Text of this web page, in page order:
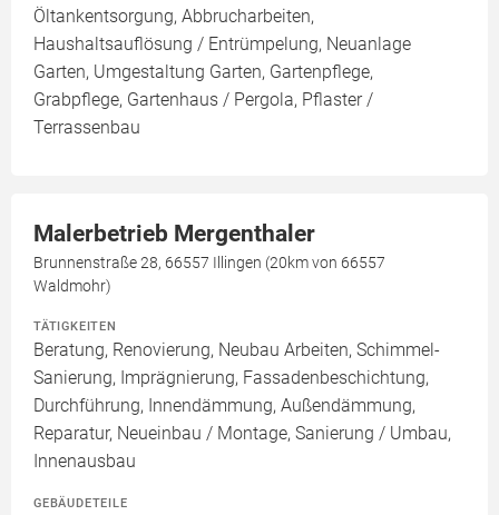
Öltankentsorgung, Abbrucharbeiten,
Haushaltsauflösung / Entrümpelung, Neuanlage
Garten, Umgestaltung Garten, Gartenpflege,
Grabpflege, Gartenhaus / Pergola, Pflaster /
Terrassenbau
Malerbetrieb Mergenthaler
Brunnenstraße 28, 66557 Illingen (20km von 66557
Waldmohr)
TÄTIGKEITEN
Beratung, Renovierung, Neubau Arbeiten, Schimmel-
Sanierung, Imprägnierung, Fassadenbeschichtung,
Durchführung, Innendämmung, Außendämmung,
Reparatur, Neueinbau / Montage, Sanierung / Umbau,
Innenausbau
GEBÄUDETEILE